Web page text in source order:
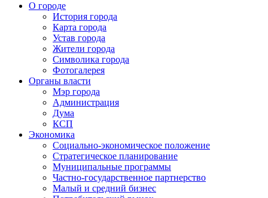
О городе
История города
Карта города
Устав города
Жители города
Символика города
Фотогалерея
Органы власти
Мэр города
Администрация
Дума
КСП
Экономика
Социально-экономическое положение
Стратегическое планирование
Муниципальные программы
Частно-государственное партнерство
Малый и средний бизнес